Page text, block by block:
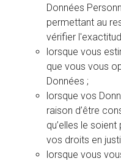
Données
permettant au
vérifier
lorsque vous
que vous vous
Données ;
lorsque vos
raison d’être
qu’elles le
vos droits en
lorsque vous